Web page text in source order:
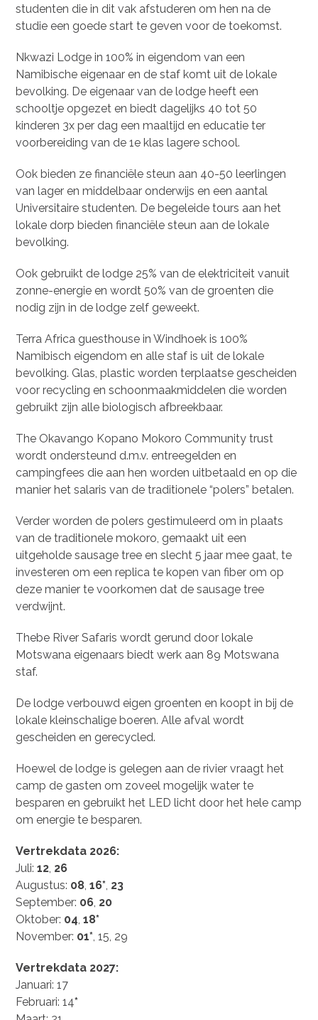
studenten die in dit vak afstuderen om hen na de
studie een goede start te geven voor de toekomst.
Nkwazi Lodge in 100% in eigendom van een
Namibische eigenaar en de staf komt uit de lokale
bevolking. De eigenaar van de lodge heeft een
schooltje opgezet en biedt dagelijks 40 tot 50
kinderen 3x per dag een maaltijd en educatie ter
voorbereiding van de 1e klas lagere school.
Ook bieden ze financiële steun aan 40-50 leerlingen
van lager en middelbaar onderwijs en een aantal
Universitaire studenten. De begeleide tours aan het
lokale dorp bieden financiële steun aan de lokale
bevolking.
Ook gebruikt de lodge 25% van de elektriciteit vanuit
zonne-energie en wordt 50% van de groenten die
nodig zijn in de lodge zelf geweekt.
Terra Africa guesthouse in Windhoek is 100%
Namibisch eigendom en alle staf is uit de lokale
bevolking. Glas, plastic worden terplaatse gescheiden
voor recycling en schoonmaakmiddelen die worden
gebruikt zijn alle biologisch afbreekbaar.
The Okavango Kopano Mokoro Community trust
wordt ondersteund d.m.v. entreegelden en
campingfees die aan hen worden uitbetaald en op die
manier het salaris van de traditionele “polers” betalen.
Verder worden de polers gestimuleerd om in plaats
van de traditionele mokoro, gemaakt uit een
uitgeholde sausage tree en slecht 5 jaar mee gaat, te
investeren om een replica te kopen van fiber om op
deze manier te voorkomen dat de sausage tree
verdwijnt.
Thebe River Safaris wordt gerund door lokale
Motswana eigenaars biedt werk aan 89 Motswana
staf.
De lodge verbouwd eigen groenten en koopt in bij de
lokale kleinschalige boeren. Alle afval wordt
gescheiden en gerecycled.
Hoewel de lodge is gelegen aan de rivier vraagt het
camp de gasten om zoveel mogelijk water te
besparen en gebruikt het LED licht door het hele camp
om energie te besparen.
Vertrekdata 2026:
Juli:12, 26
Augustus: 08,16*, 23
September: 06, 20
Oktober: 04,18*
November: 01*, 15, 29
Vertrekdata 2027:
Januari: 17
Februari: 14*